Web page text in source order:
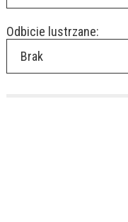
Odbicie lustrzane:
Brak